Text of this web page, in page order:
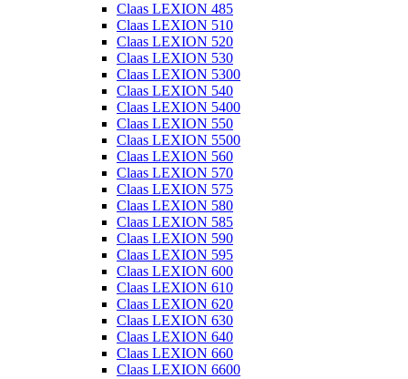
Claas LEXION 485
Claas LEXION 510
Claas LEXION 520
Claas LEXION 530
Claas LEXION 5300
Claas LEXION 540
Claas LEXION 5400
Claas LEXION 550
Claas LEXION 5500
Claas LEXION 560
Claas LEXION 570
Claas LEXION 575
Claas LEXION 580
Claas LEXION 585
Claas LEXION 590
Claas LEXION 595
Claas LEXION 600
Claas LEXION 610
Claas LEXION 620
Claas LEXION 630
Claas LEXION 640
Claas LEXION 660
Claas LEXION 6600